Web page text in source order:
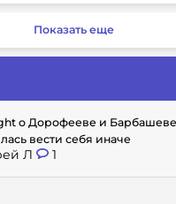
Показать еще
о Дорофееве и
вести себя иначе
Л 1